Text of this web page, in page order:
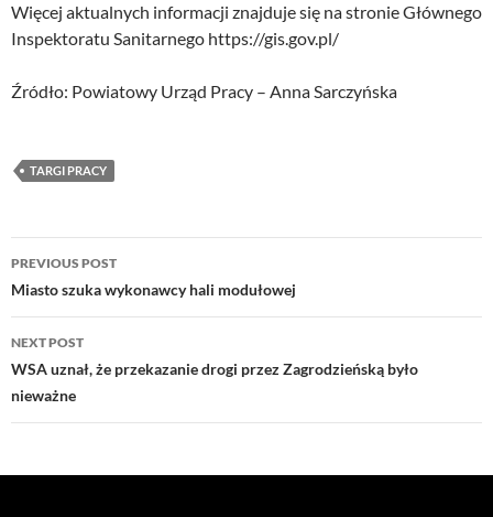
Więcej aktualnych informacji znajduje się na stronie Głównego
Inspektoratu Sanitarnego https://gis.gov.pl/
Źródło: Powiatowy Urząd Pracy – Anna Sarczyńska
TARGI PRACY
Post
navigation
PREVIOUS POST
Miasto szuka wykonawcy hali modułowej
NEXT POST
WSA uznał, że przekazanie drogi przez Zagrodzieńską było
nieważne